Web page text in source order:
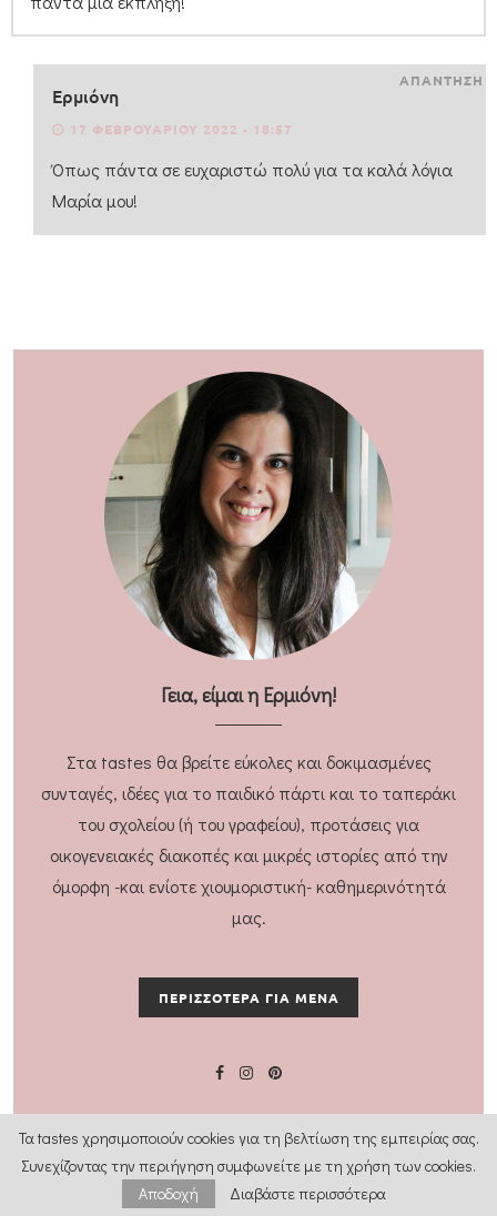
Ερμιόνη
17 ΦΕΒΡΟΥΑΡΊΟΥ 2022 - 18:57
Όπως πάντα σε ευχαριστώ πολύ για τα καλά λόγια
Μαρία μου!
ΑΠΑΝΤΗΣΗ
Γεια, είμαι η Ερμιόνη!
Στα tastes θα βρείτε εύκολες και δοκιμασμένες
συνταγές, ιδέες για το παιδικό πάρτι και το ταπεράκι
του σχολείου (ή του γραφείου), προτάσεις για
οικογενειακές διακοπές και μικρές ιστορίες από την
όμορφη -και ενίοτε χιουμοριστική- καθημερινότητά
μας.
ΠΕΡΙΣΣΟΤΕΡΑ ΓΙΑ ΜΕΝΑ
Τα tastes χρησιμοποιούν cookies για τη βελτίωση της εμπειρίας σας.
Συνεχίζοντας την περιήγηση συμφωνείτε με τη χρήση των cookies.
Αποδοχή
Διαβάστε περισσότερα